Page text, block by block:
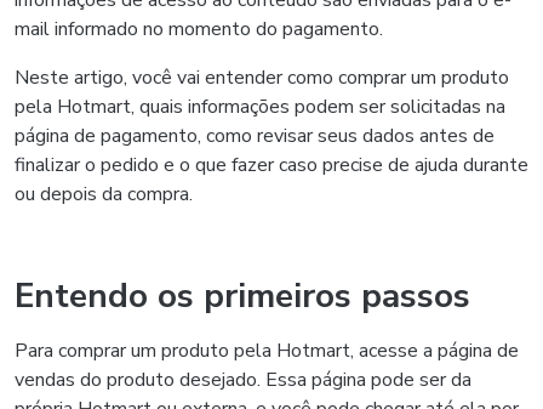
mail informado no momento do pagamento.
Neste artigo, você vai entender como comprar um produto
pela Hotmart, quais informações podem ser solicitadas na
página de pagamento, como revisar seus dados antes de
finalizar o pedido e o que fazer caso precise de ajuda durante
ou depois da compra.
Entendo os primeiros passos
Para comprar um produto pela Hotmart, acesse a página de
vendas do produto desejado. Essa página pode ser da